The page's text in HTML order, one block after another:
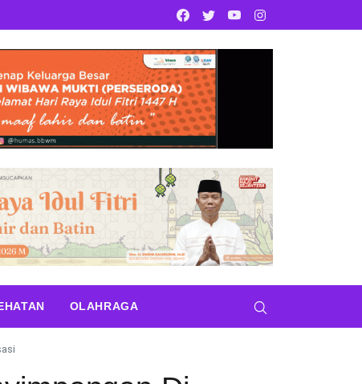
Facebook
TwitterYoutube
OLAHRAGA